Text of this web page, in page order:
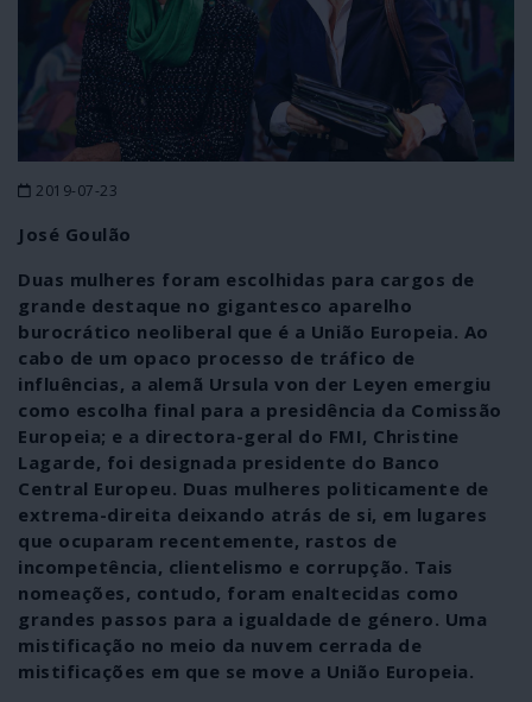
2019-07-23
José Goulão
Duas mulheres foram escolhidas para cargos de
grande destaque no gigantesco aparelho
burocrático neoliberal que é a União Europeia. Ao
cabo de um opaco processo de tráfico de
influências, a alemã Ursula von der Leyen emergiu
como escolha final para a presidência da Comissão
Europeia; e a directora-geral do FMI, Christine
Lagarde, foi designada presidente do Banco
Central Europeu. Duas mulheres politicamente de
extrema-direita deixando atrás de si, em lugares
que ocuparam recentemente, rastos de
incompetência, clientelismo e corrupção. Tais
nomeações, contudo, foram enaltecidas como
grandes passos para a igualdade de género. Uma
mistificação no meio da nuvem cerrada de
mistificações em que se move a União Europeia.